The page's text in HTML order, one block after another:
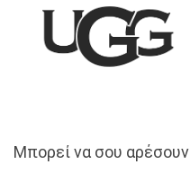
Μπορεί να σου αρέσουν